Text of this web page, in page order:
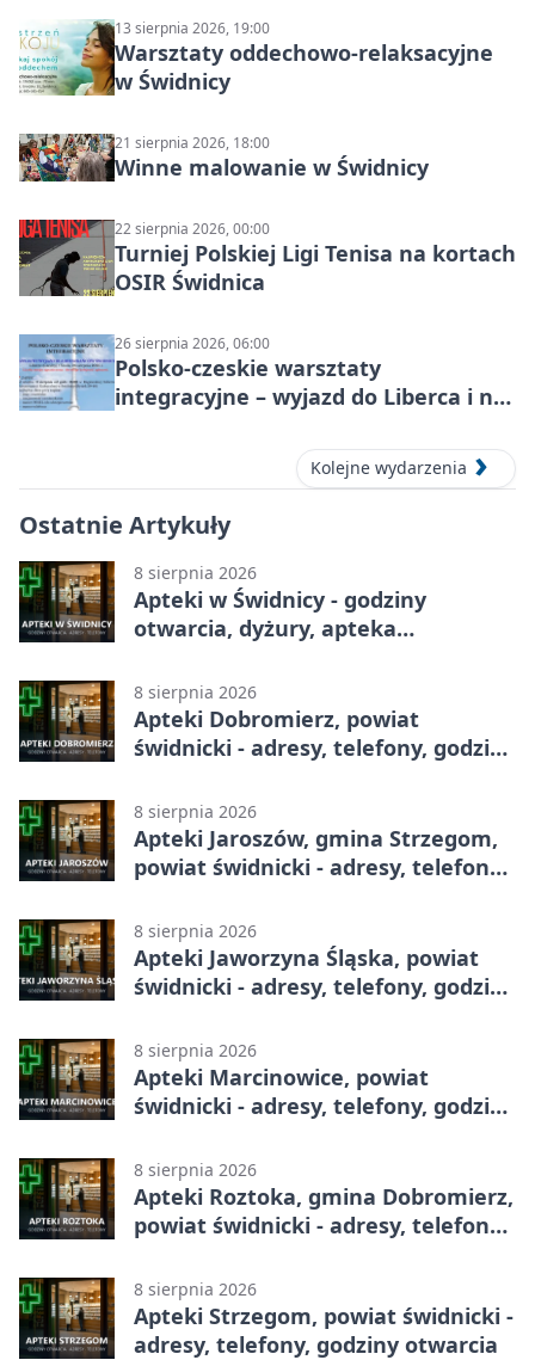
13 sierpnia 2026, 19:00
Warsztaty oddechowo-relaksacyjne
w Świdnicy
21 sierpnia 2026, 18:00
Winne malowanie w Świdnicy
22 sierpnia 2026, 00:00
Turniej Polskiej Ligi Tenisa na kortach
OSIR Świdnica
26 sierpnia 2026, 06:00
Polsko-czeskie warsztaty
integracyjne – wyjazd do Liberca i na
Kolejne wydarzenia
Ostatnie Artykuły
8 sierpnia 2026
Apteki w Świdnicy - godziny
otwarcia, dyżury, apteka
8 sierpnia 2026
Apteki Dobromierz, powiat
świdnicki - adresy, telefony, godziny
8 sierpnia 2026
Apteki Jaroszów, gmina Strzegom,
powiat świdnicki - adresy, telefony,
8 sierpnia 2026
Apteki Jaworzyna Śląska, powiat
świdnicki - adresy, telefony, godziny
8 sierpnia 2026
Apteki Marcinowice, powiat
świdnicki - adresy, telefony, godziny
8 sierpnia 2026
Apteki Roztoka, gmina Dobromierz,
powiat świdnicki - adresy, telefony,
8 sierpnia 2026
Apteki Strzegom, powiat świdnicki -
adresy, telefony, godziny otwarcia